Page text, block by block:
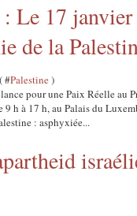
Le 17
de la
#Palestine)
pour une Paix Réelle au
h à 17 h, au Palais du
: asphyxiée...